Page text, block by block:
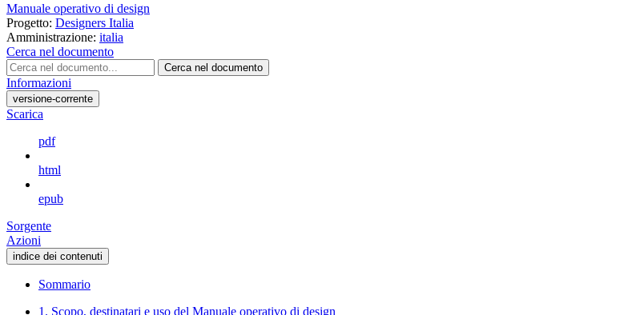
Manuale operativo di design
Progetto: Designers Italia
Amministrazione: italia
Cerca nel documento
Cerca nel documento
Informazioni
versione-corrente
Scarica
pdf
html
epub
Sorgente
Azioni
indice dei contenuti
Sommario
1. Scopo, destinatari e uso del Manuale operativo di design